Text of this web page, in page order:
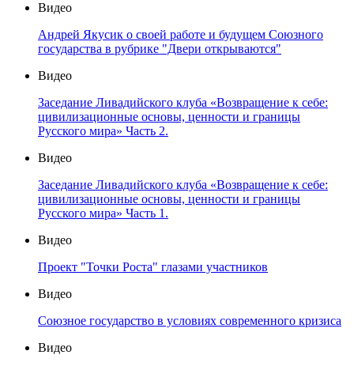
Видео
Андрей Якусик о своей работе и будущем Союзного
государства в рубрике "Двери открываются"
Видео
Заседание Ливадийского клуба «Возвращение к себе:
цивилизационные основы, ценности и границы
Русского мира» Часть 2.
Видео
Заседание Ливадийского клуба «Возвращение к себе:
цивилизационные основы, ценности и границы
Русского мира» Часть 1.
Видео
Проект "Точки Роста" глазами участников
Видео
Союзное государство в условиях современного кризиса
Видео